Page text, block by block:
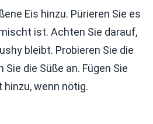
Eis hinzu. Pürieren Sie es
ist. Achten Sie darauf,
bleibt. Probieren Sie die
die Süße an. Fügen Sie
wenn nötig.